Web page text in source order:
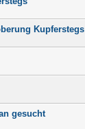
Kupferstegs
gesucht